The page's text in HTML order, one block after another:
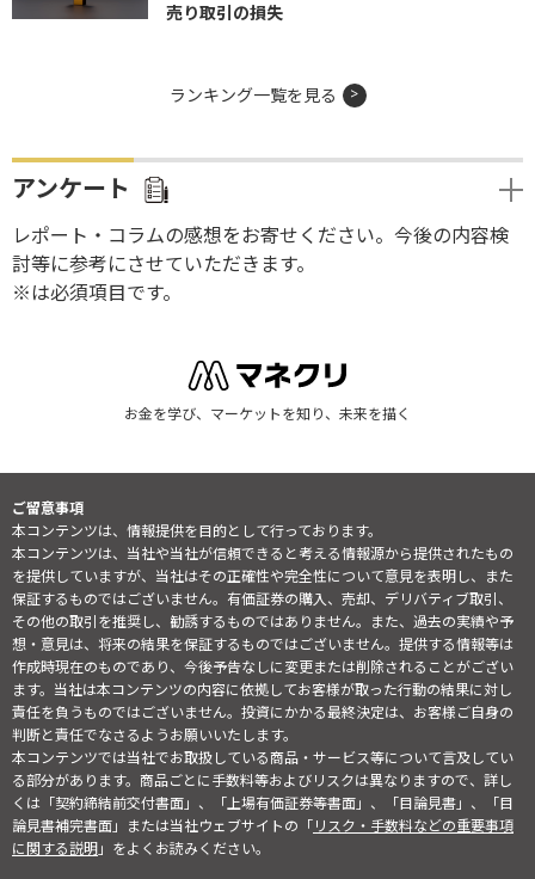
売り取引の損失
ランキング一覧を見る
アンケート
レポート・コラムの感想をお寄せください。今後の内容検
討等に参考にさせていただきます。
※は必須項目です。
お金を学び、マーケットを知り、未来を描く
ご留意事項
本コンテンツは、情報提供を目的として行っております。
本コンテンツは、当社や当社が信頼できると考える情報源から提供されたもの
を提供していますが、当社はその正確性や完全性について意見を表明し、また
保証するものではございません。有価証券の購入、売却、デリバティブ取引、
その他の取引を推奨し、勧誘するものではありません。また、過去の実績や予
想・意見は、将来の結果を保証するものではございません。提供する情報等は
作成時現在のものであり、今後予告なしに変更または削除されることがござい
ます。当社は本コンテンツの内容に依拠してお客様が取った行動の結果に対し
責任を負うものではございません。投資にかかる最終決定は、お客様ご自身の
判断と責任でなさるようお願いいたします。
本コンテンツでは当社でお取扱している商品・サービス等について言及してい
る部分があります。商品ごとに手数料等およびリスクは異なりますので、詳し
くは「契約締結前交付書面」、「上場有価証券等書面」、「目論見書」、「目
論見書補完書面」または当社ウェブサイトの「リスク・手数料などの重要事項
に関する説明」をよくお読みください。